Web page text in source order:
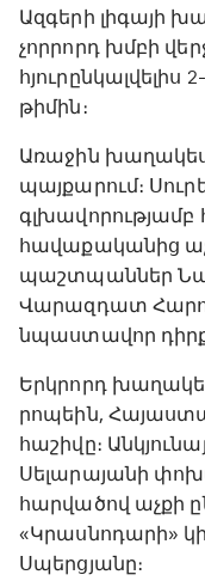
Ազգերի լիգայի
չորրորդ խմբի
թիմին։
Առաջին
պայքարում։
հավաքականից
պաշտպաններ
Վարազդատ
նպաստավոր
Երկրորդ
րոպեին,
հաշիվը։
Սելարայանի
հարվածով աչքի
«Կրասնոդարի»
Սպերցյանը։